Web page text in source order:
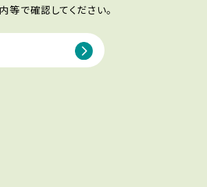
で確認してください。